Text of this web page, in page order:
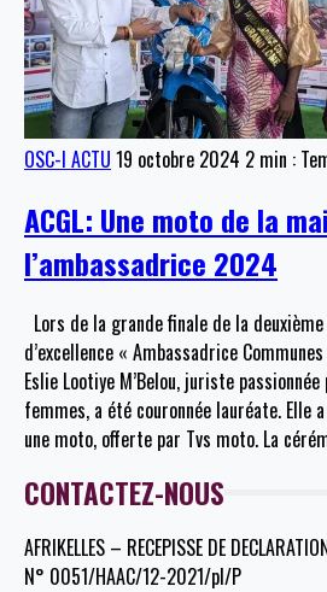
OSC-I ACTU 19 octobre 2024 2 min :
ACGL: Une moto de la
l’ambassadrice 2024
Lors de la grande finale de la
d’excellence « Ambassadrice
Eslie Lootiye M’Belou, juriste
femmes, a été couronnée lauréate. Elle
une moto, offerte par Tvs moto. La
CONTACTEZ-NOUS
AFRIKELLES – RECEPISSE DE
N° 0051/HAAC/12-2021/pl/P